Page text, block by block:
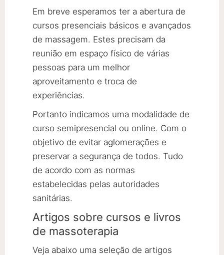
Em breve esperamos ter a abertura de
cursos presenciais básicos e avançados
de massagem. Estes precisam da
reunião em espaço físico de várias
pessoas para um melhor
aproveitamento e troca de
experiências.
Portanto indicamos uma modalidade de
curso semipresencial ou online. Com o
objetivo de evitar aglomerações e
preservar a segurança de todos. Tudo
de acordo com as normas
estabelecidas pelas autoridades
sanitárias.
Artigos sobre cursos e livros
de massoterapia
Veja abaixo uma seleção de artigos